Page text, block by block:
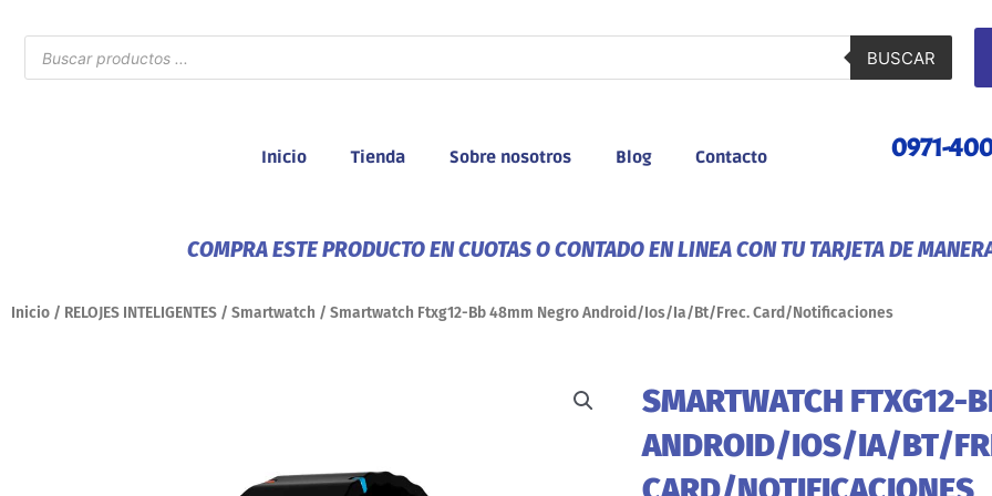
contenido
Búsqueda
de
productos
BUSCAR
Inicio Tienda Sobre nosotros Blog Contacto 0971-
COMPRA ESTE PRODUCTO EN CUOTAS O CONTADO EN LINEA CON TU TARJETA DE
Inicio / RELOJES INTELIGENTES / Smartwatch / Smartwatch Ftxg12-Bb 48mm Negro Android/Ios/Ia/Bt/Frec. Card/Notificaciones
SMARTWATCH FTXG12-
ANDROID/IOS/IA/BT/